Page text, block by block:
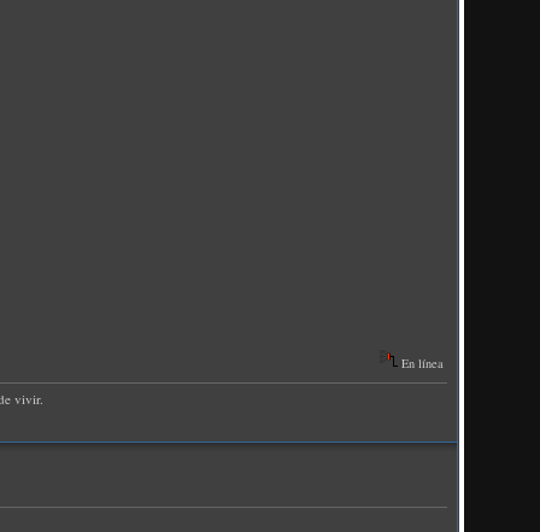
En línea
vivir.